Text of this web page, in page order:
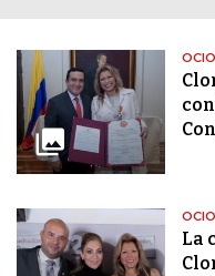
OCIO
OCIO
La